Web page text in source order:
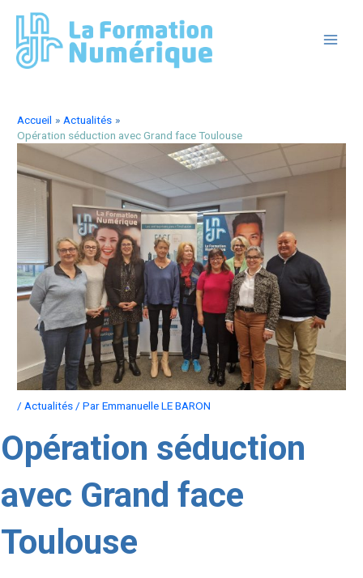
contenu
Accueil
Actualités
Opération séduction avec Grand face Toulouse
/ Actualités / ParEmmanuelle LE BARON
Opération séduction
avec Grand face
Toulouse